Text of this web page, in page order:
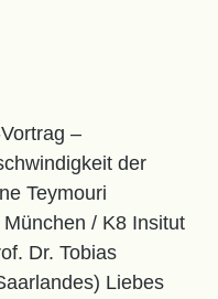
–
der
Teymouri
/ K8 Insitut
Dr. Tobias
Liebes